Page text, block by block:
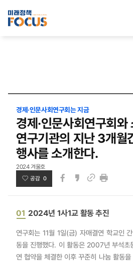
경제·인문사회연구회는 지금
경제·인문사회연구회와
연구기관의 지난 3개월
행사를 소개한다.
2024 겨울호
공감 0
01 2024년 1사1교 활동 추진
연구회는 11월 1일(금) 자매결연 학교인
동을 진행했다. 이 활동은 2007년 부석초
연 협약을 체결한 이후 꾸준히 나눔 활동